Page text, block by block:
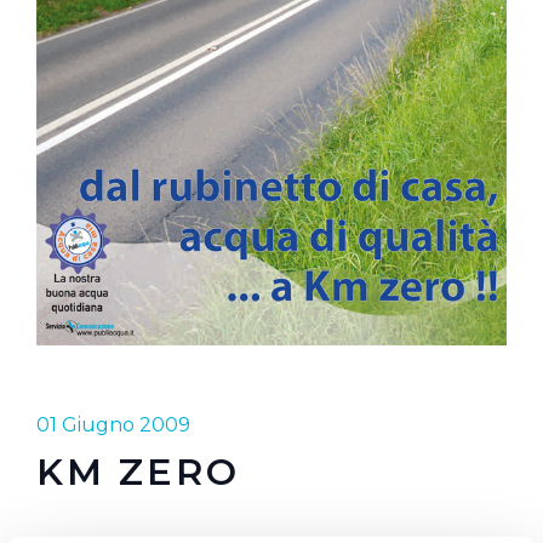
01 Giugno 2009
KM ZERO